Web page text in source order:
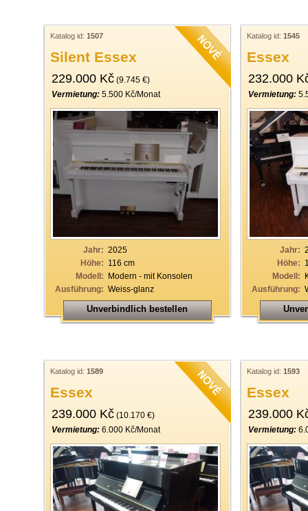
Katalog id: 1507
Silent Essex
229.000 Kč (9.745 €)
Vermietung: 5.500 Kč/Monat
Jahr: 2025
Höhe: 116 cm
Modell: Modern - mit Konsolen
Ausführung: Weiss-glanz
Unverbindlich bestellen
Katalog id: 1545
Essex
232.000
Vermietung:
Jahr:
Höhe:
Modell:
Ausführung:
Katalog id: 1589
Essex
239.000 Kč (10.170 €)
Vermietung: 6.000 Kč/Monat
Katalog id: 1593
Essex
239.000
Vermietung: